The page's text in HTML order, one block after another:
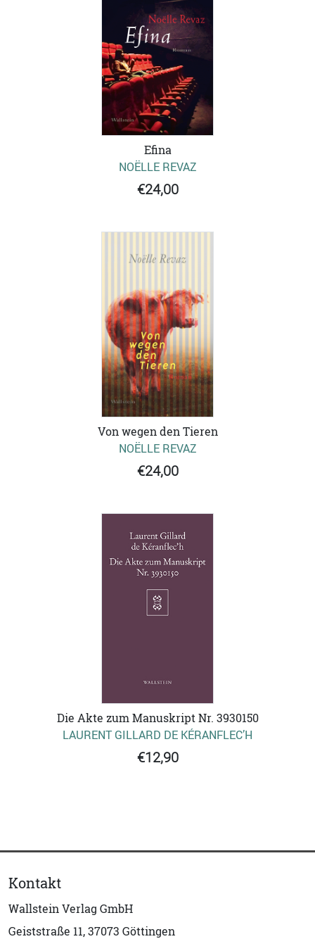
Efina
NOËLLE REVAZ
€24,00
Von wegen den Tieren
NOËLLE REVAZ
€24,00
Die Akte zum Manuskript Nr. 3930150
LAURENT GILLARD DE KÉRANFLEC’H
€12,90
Kontakt
Wallstein Verlag GmbH
Geiststraße 11, 37073 Göttingen